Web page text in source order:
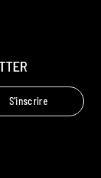
S'inscrire